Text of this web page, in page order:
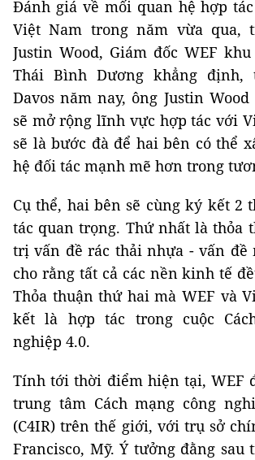
Đánh giá về mối quan hệ hợp
Việt Nam trong năm vừa qua,
Justin Wood, Giám đốc WEF
Thái Bình Dương khẳng định,
Davos năm nay, ông Justin
sẽ mở rộng lĩnh vực hợp tác với
sẽ là bước đà để hai bên có thể
hệ đối tác mạnh mẽ hơn trong
Cụ thể, hai bên sẽ cùng ký kết 2
tác quan trọng. Thứ nhất là thỏa
trị vấn đề rác thải nhựa - vấn đề
cho rằng tất cả các nền kinh tế
Thỏa thuận thứ hai mà WEF và
kết là hợp tác trong cuộc
nghiệp 4.0.
Tính tới thời điểm hiện tại, WEF
trung tâm Cách mạng công
(C4IR) trên thế giới, với trụ sở
Francisco, Mỹ. Ý tưởng đằng sau